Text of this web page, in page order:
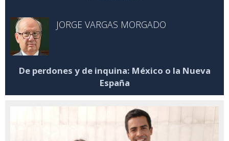
JORGE VARGAS MORGADO
De perdones y de inquina: México o la Nueva
España